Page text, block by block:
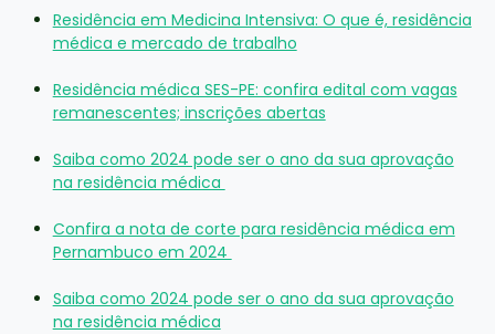
Residência em Medicina Intensiva: O que é, residência
médica e mercado de trabalho
Residência médica SES-PE: confira edital com vagas
remanescentes; inscrições abertas
Saiba como 2024 pode ser o ano da sua aprovação
na residência médica
Confira a nota de corte para residência médica em
Pernambuco em 2024
Saiba como 2024 pode ser o ano da sua aprovação
na residência médica